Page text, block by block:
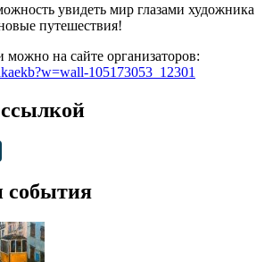
увидеть мир глазами художника
путешествия!
можно на сайте организаторов:
105173053_12301
события